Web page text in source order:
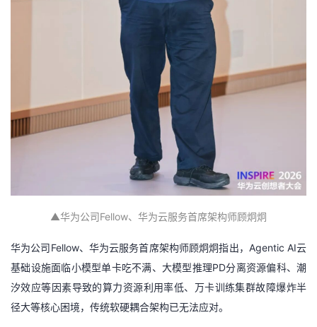
▲华为公司Fellow、华为云服务首席架构师顾炯炯
华为公司Fellow、华为云服务首席架构师顾炯炯指出，Agentic AI云
基础设施面临小模型单卡吃不满、大模型推理PD分离资源偏科、潮
汐效应等因素导致的算力资源利用率低、万卡训练集群故障爆炸半
径大等核心困境，传统软硬耦合架构已无法应对。